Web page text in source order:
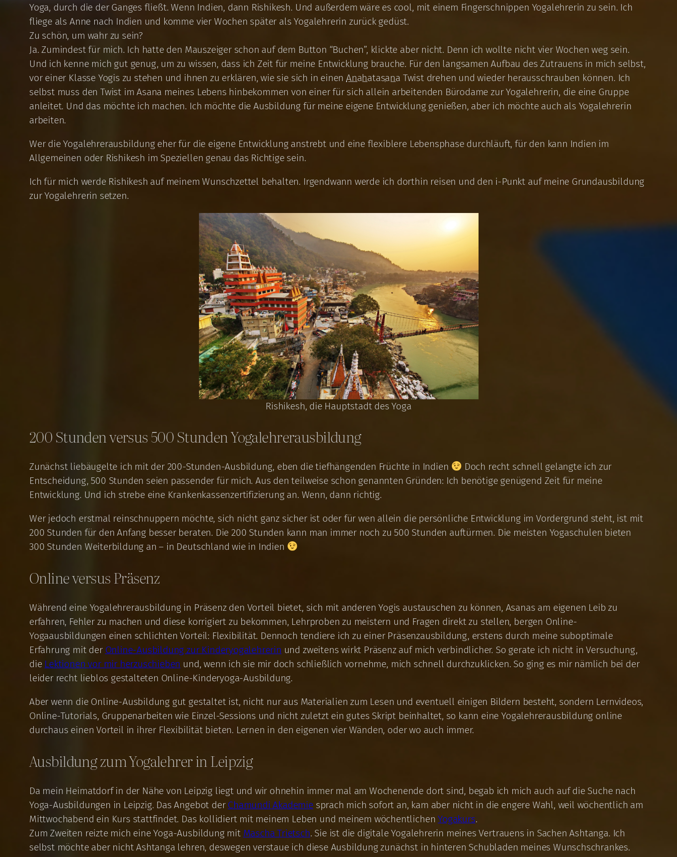
Yoga, durch die der Ganges fließt. Wenn Indien, dann Rishikesh. Und außerdem wäre es cool, mit einem Fingerschnippen Yogalehrerin zu sein. Ich
fliege als Anne nach Indien und komme vier Wochen später als Yogalehrerin zurück gedüst.
Zu schön, um wahr zu sein?
Ja. Zumindest für mich. Ich hatte den Mauszeiger schon auf dem Button “Buchen”, klickte aber nicht. Denn ich wollte nicht vier Wochen weg sein.
Und ich kenne mich gut genug, um zu wissen, dass ich Zeit für meine Entwicklung brauche. Für den langsamen Aufbau des Zutrauens in mich selbst,
vor einer Klasse Yogis zu stehen und ihnen zu erklären, wie sie sich in einenAnahatasana Twist drehen und wieder herausschrauben können. Ich
selbst muss den Twist im Asana meines Lebens hinbekommen von einer für sich allein arbeitenden Bürodame zur Yogalehrerin, die eine Gruppe
anleitet. Und das möchte ich machen. Ich möchte die Ausbildung für meine eigene Entwicklung genießen, aber ich möchte auch als Yogalehrerin
arbeiten.
Wer die Yogalehrerausbildung eher für die eigene Entwicklung anstrebt und eine flexiblere Lebensphase durchläuft, für den kann Indien im
Allgemeinen oder Rishikesh im Speziellen genau das Richtige sein.
Ich für mich werde Rishikesh auf meinem Wunschzettel behalten. Irgendwann werde ich dorthin reisen und den i-Punkt auf meine Grundausbildung
zur Yogalehrerin setzen.
Rishikesh, die Hauptstadt des Yoga
200 Stunden versus 500 Stunden Yogalehrerausbildung
Zunächst liebäugelte ich mit der 200-Stunden-Ausbildung, eben die tiefhängenden Früchte in Indien
Doch recht schnell gelangte ich zur
Entscheidung, 500 Stunden seien passender für mich. Aus den teilweise schon genannten Gründen: Ich benötige genügend Zeit für meine
Entwicklung. Und ich strebe eine Krankenkassenzertifizierung an. Wenn, dann richtig.
Wer jedoch erstmal reinschnuppern möchte, sich nicht ganz sicher ist oder für wen allein die persönliche Entwicklung im Vordergrund steht, ist mit
200 Stunden für den Anfang besser beraten. Die 200 Stunden kann man immer noch zu 500 Stunden auftürmen. Die meisten Yogaschulen bieten
300 Stunden Weiterbildung an – in Deutschland wie in Indien
Online versus Präsenz
Während eine Yogalehrerausbildung in Präsenz den Vorteil bietet, sich mit anderen Yogis austauschen zu können, Asanas am eigenen Leib zu
erfahren, Fehler zu machen und diese korrigiert zu bekommen, Lehrproben zu meistern und Fragen direkt zu stellen, bergen Online-
Yogaausbildungen einen schlichten Vorteil: Flexibilität. Dennoch tendiere ich zu einer Präsenzausbildung, erstens durch meine suboptimale
Erfahrung mit der Online-Ausbildung zur Kinderyogalehrerin und zweitens wirkt Präsenz auf mich verbindlicher. So gerate ich nicht in Versuchung,
die Lektionen vor mir herzuschieben und, wenn ich sie mir doch schließlich vornehme, mich schnell durchzuklicken. So ging es mir nämlich bei der
leider recht lieblos gestalteten Online-Kinderyoga-Ausbildung.
Aber wenn die Online-Ausbildung gut gestaltet ist, nicht nur aus Materialien zum Lesen und eventuell einigen Bildern besteht, sondern Lernvideos,
Online-Tutorials, Gruppenarbeiten wie Einzel-Sessions und nicht zuletzt ein gutes Skript beinhaltet, so kann eine Yogalehrerausbildung online
durchaus einen Vorteil in ihrer Flexibilität bieten. Lernen in den eigenen vier Wänden, oder wo auch immer.
Ausbildung zum Yogalehrer in Leipzig
Da mein Heimatdorf in der Nähe von Leipzig liegt und wir ohnehin immer mal am Wochenende dort sind, begab ich mich auch auf die Suche nach
Yoga-Ausbildungen in Leipzig. Das Angebot der Chamundi Akademiesprach mich sofort an, kam aber nicht in die engere Wahl, weil wöchentlich am
Mittwochabend ein Kurs stattfindet. Das kollidiert mit meinem Leben und meinem wöchentlichenYogakurs.
Zum Zweiten reizte mich eine Yoga-Ausbildung mit Mascha Trietsch. Sie ist die digitale Yogalehrerin meines Vertrauens in Sachen Ashtanga. Ich
selbst möchte aber nicht Ashtanga lehren, deswegen verstaue ich diese Ausbildung zunächst in hinteren Schubladen meines Wunschschrankes.